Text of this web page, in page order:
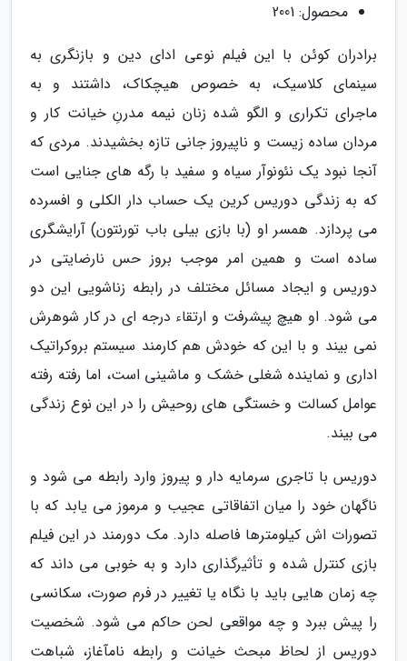
محصول: 2001
برادران کوئن با این فیلم نوعی ادای دین و بازنگری به
سینمای کلاسیک، به خصوص هیچکاک، داشتند و به
ماجرای تکراری و الگو شده زنان نیمه مدرنِ خیانت کار و
مردان ساده زیست و ناپیروز جانی تازه بخشیدند. مردی که
آنجا نبود یک نئونوآر سیاه و سفید با رگه های جنایی است
که به زندگی دوریس کرین یک حساب دار الکلی و افسرده
می پردازد. همسر او (با بازی بیلی باب تورنتون) آرایشگری
ساده است و همین امر موجب بروز حس نارضایتی در
دوریس و ایجاد مسائل مختلف در رابطه زناشویی این دو
می شود. او هیچ پیشرفت و ارتقاء درجه ای در کار شوهرش
نمی بیند و با این که خودش هم کارمند سیستم بروکراتیک
اداری و نماینده شغلی خشک و ماشینی است، اما رفته رفته
عوامل کسالت و خستگی های روحیش را در این نوع زندگی
می بیند.
دوریس با تاجری سرمایه دار و پیروز وارد رابطه می شود و
ناگهان خود را میان اتفاقاتی عجیب و مرموز می یابد که با
تصورات اش کیلومترها فاصله دارد. مک دورمند در این فیلم
بازی کنترل شده و تأثیرگذاری دارد و به خوبی می داند که
چه زمان هایی باید با نگاه یا تغییر در فرم صورت، سکانسی
را پیش ببرد و چه مواقعی لحن حاکم می شود. شخصیت
دوریس از لحاظ مبحث خیانت و رابطه نامآغاز، شباهت